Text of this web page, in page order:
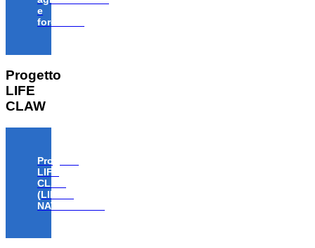
e
forestale”
Progetto
LIFE
CLAW
Progetto
LIFE
CLAW
(LIFE18
NAT/IT/000806)